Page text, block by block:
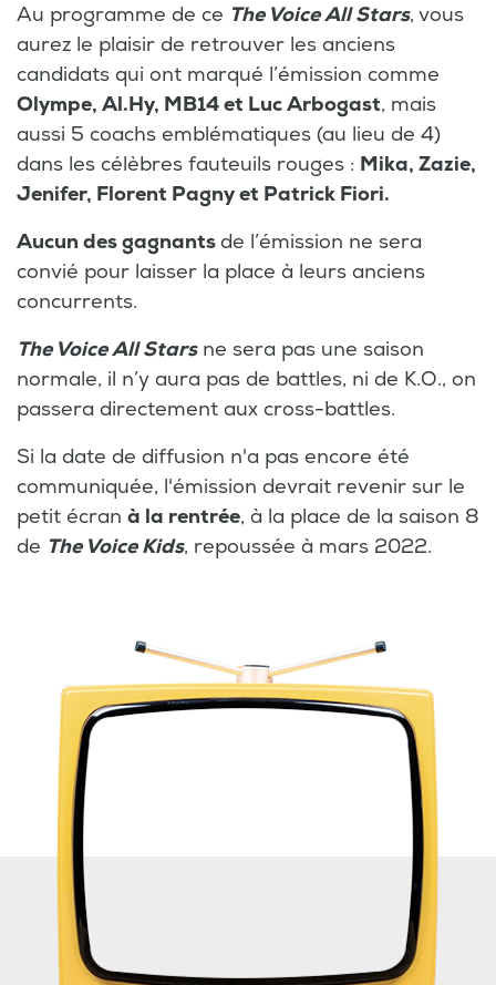
Au programme de ce The Voice All Stars, vous
aurez le plaisir de retrouver les anciens
candidats qui ont marqué l’émission comme
Olympe, Al.Hy, MB14 et Luc Arbogast, mais
aussi 5 coachs emblématiques (au lieu de 4)
dans les célèbres fauteuils rouges : Mika, Zazie,
Jenifer, Florent Pagny et Patrick Fiori.
Aucun des gagnantsde l’émission ne sera
convié pour laisser la place à leurs anciens
concurrents.
The Voice All Starsne sera pas une saison
normale, il n’y aura pas de battles, ni de K.O., on
passera directement aux cross-battles.
Si la date de diffusion n'a pas encore été
communiquée, l'émission devrait revenir sur le
petit écran à la rentrée, à la place de la saison 8
de The Voice Kids, repoussée à mars 2022.